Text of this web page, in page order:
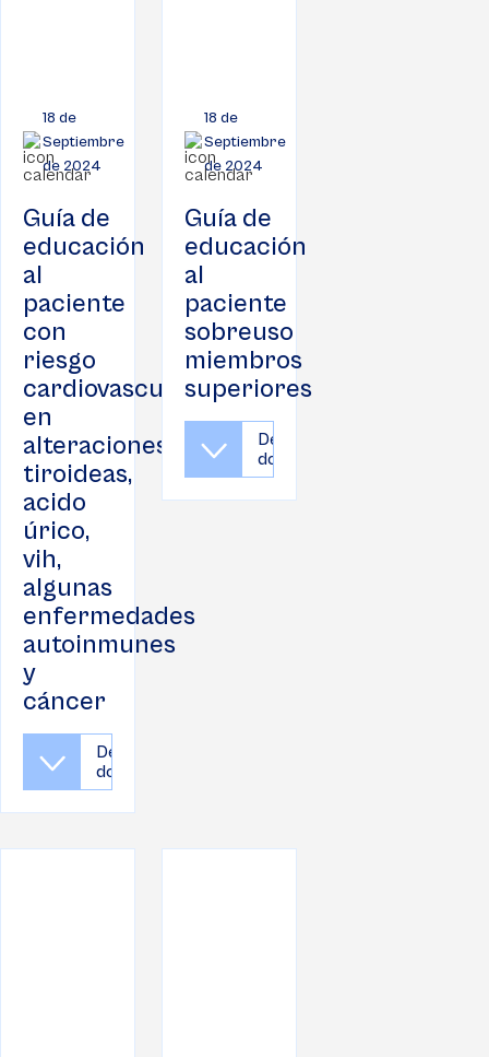
18 de
Septiembre
de 2024
Guía de
educación
al
paciente
con
riesgo
cardiovascular
en
alteraciones
tiroideas,
acido
úrico,
vih,
algunas
enfermedades
autoinmunes
y
cáncer
Descargar
documento
18 de
Septiembre
de 2024
Guía de
educación
al
paciente
sobreuso
miembros
superiores
Descargar
documento